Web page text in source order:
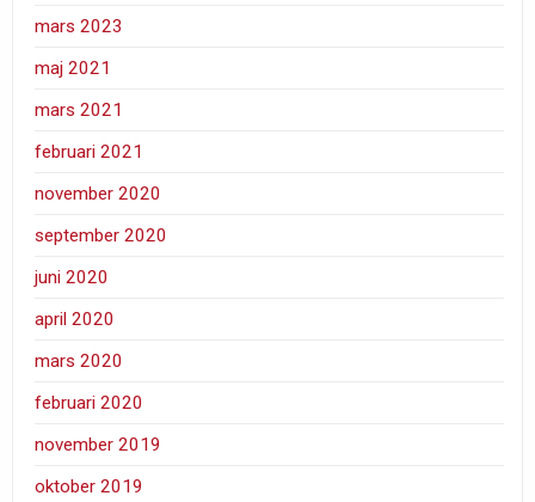
mars 2023
maj 2021
mars 2021
februari 2021
november 2020
september 2020
juni 2020
april 2020
mars 2020
februari 2020
november 2019
oktober 2019